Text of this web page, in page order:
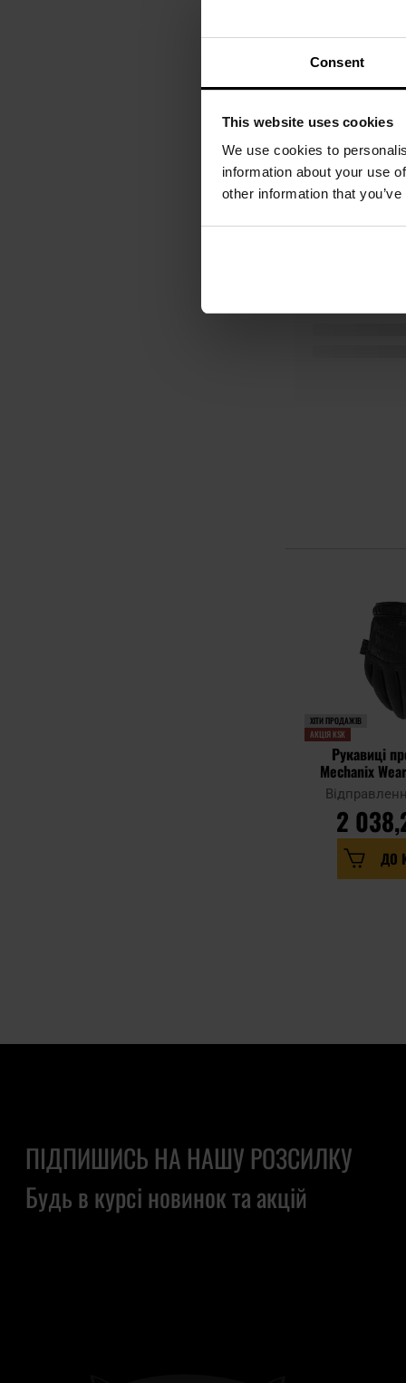
Consent
This website uses cookies
We use cookies to
information about your use
other information that
Показувати на
ХІТИ ПРОДАЖІВ
АКЦІЯ KSK
Рукавиці
Mechanix
2
ДО
ПІДПИШИСЬ НА НАШУ РОЗСИЛКУ
Будь в курсі новинок та акцій